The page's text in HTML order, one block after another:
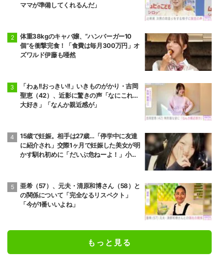
ママが準備してくれるんだ」
体重38kgのキャバ嬢、“ハンバーガー10
個”を衝撃完食！「食費は毎月300万円」オ
ズワルド伊藤も唖然
「わぁ!!おっきい!!」いきものがかり・吉岡
聖恵（42）、近影に驚きの声「なにこれ…
大好き」「なんか親近感が」
15歳で妊娠。相手は27歳…「停学中に友達
に紹介され」交際1ヶ月で妊娠した美女が明
かす馴れ初めに「だいぶ危ねーよ！」小森
亜希（57）、元夫・清原和博さん（58）と
の関係について「完全なるリスペクト」
「今が1番いいよね」
もっと見る